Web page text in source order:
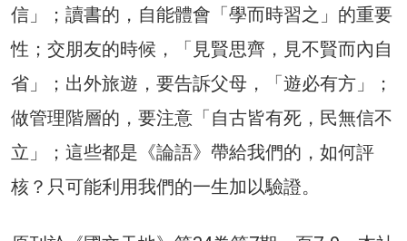
信」；讀書的，自能體會「學而時習之」的重要
性；交朋友的時候，「見賢思齊，見不賢而內自
省」；出外旅遊，要告訴父母，「遊必有方」；
做管理階層的，要注意「自古皆有死，民無信不
立」；這些都是《論語》帶給我們的，如何評
核？只可能利用我們的一生加以驗證。